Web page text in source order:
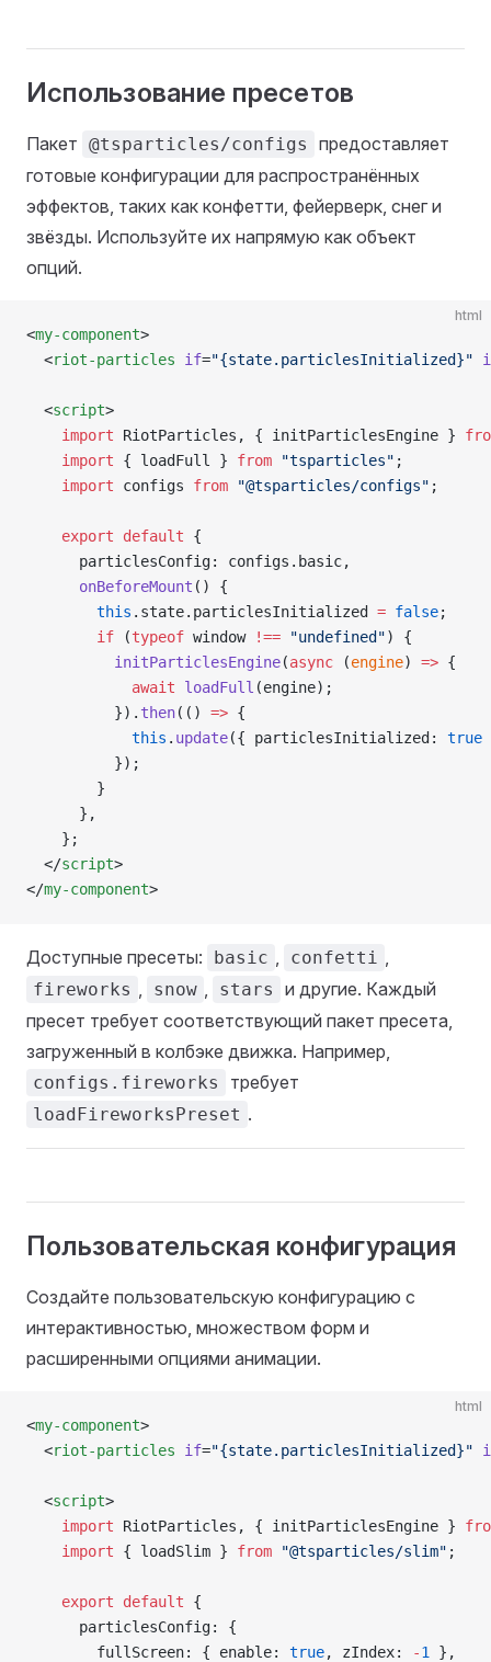
Использование пресетов
Пакет @tsparticles/configs
предоставляет
готовые конфигурации для распространённых
эффектов, таких как конфетти, фейерверк, снег и
звёзды. Используйте их напрямую как объект
опций.
html
<my-component>
  <
riot-particles if="{state.particlesInitialized}"
  <
script>
    import
RiotParticles, { initParticlesEngine }
    import
{ loadFull } from "tsparticles" ;
    import
configs from "@tsparticles/configs" ;
    export
default {
      particlesConfig: configs.basic,
      onBeforeMount
() {
        this
.state.particlesInitialized = false;
        if
(typeof window !== "undefined") {
          initParticlesEngine
(async (engine) => {
            await
loadFull (engine);
          }).
then(() => {
            this
. update({ particlesInitialized: true
          });
        }
      },
    };
  </
script>
</my-component>
Доступные пресеты: basic confetti
fireworks snow stars
и другие. Каждый
пресет требует соответствующий пакет пресета,
загруженный в колбэке движка. Например,
configs.fireworks требует
loadFireworksPreset .
Пользовательская конфигурация
Создайте пользовательскую конфигурацию с
интерактивностью, множеством форм и
расширенными опциями анимации.
html
<my-component>
  <
riot-particles if="{state.particlesInitialized}"
  <
script>
    import
RiotParticles, { initParticlesEngine }
    import
{ loadSlim } from "@tsparticles/slim" ;
    export
default {
      particlesConfig: {
        fullScreen: { enable:
true, zIndex: -1
},